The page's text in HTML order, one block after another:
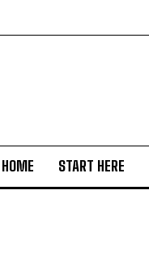
HOME START HERE